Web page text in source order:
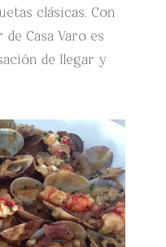
clásicas. Con
Casa Varo es
de llegar y